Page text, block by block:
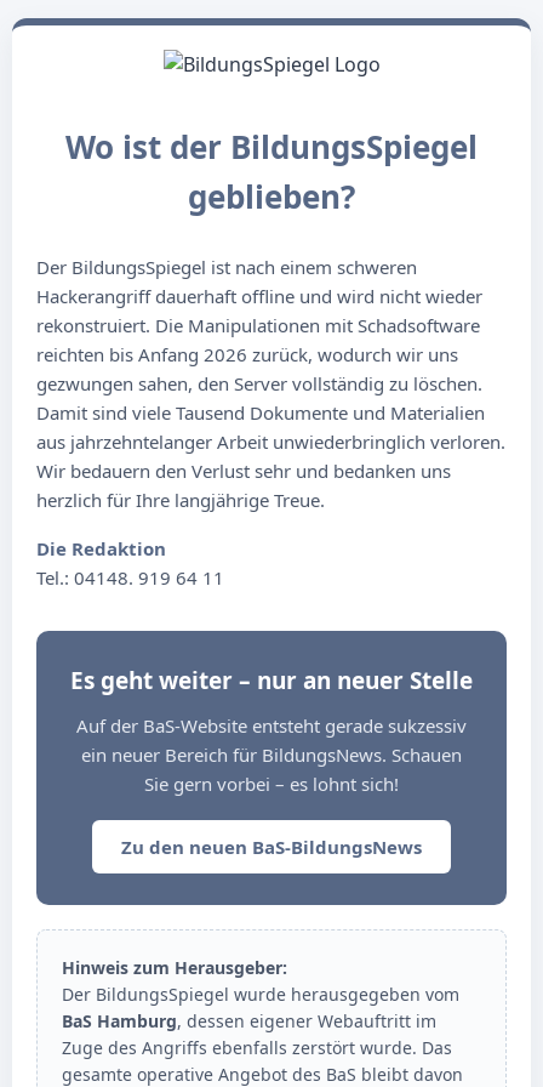
Wo ist der BildungsSpiegel
geblieben?
Der BildungsSpiegel ist nach einem schweren
Hackerangriff dauerhaft offline und wird nicht wieder
rekonstruiert. Die Manipulationen mit Schadsoftware
reichten bis Anfang 2026 zurück, wodurch wir uns
gezwungen sahen, den Server vollständig zu löschen.
Damit sind viele Tausend Dokumente und Materialien
aus jahrzehntelanger Arbeit unwiederbringlich verloren.
Wir bedauern den Verlust sehr und bedanken uns
herzlich für Ihre langjährige Treue.
Die Redaktion
Tel.: 04148. 919 64 11
Es geht weiter – nur an neuer Stelle
Auf der BaS-Website entsteht gerade sukzessiv
ein neuer Bereich für BildungsNews. Schauen
Sie gern vorbei – es lohnt sich!
Zu den neuen BaS-BildungsNews
Hinweis zum Herausgeber:
Der BildungsSpiegel wurde herausgegeben vom
BaS Hamburg, dessen eigener Webauftritt im
Zuge des Angriffs ebenfalls zerstört wurde. Das
gesamte operative Angebot des BaS bleibt davon